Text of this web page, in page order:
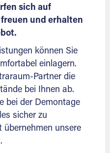
sich auf
und erhalten
können Sie
einlagern.
Partner die
bei Ihnen ab.
bei der Demontage
sicher zu
übernehmen unsere